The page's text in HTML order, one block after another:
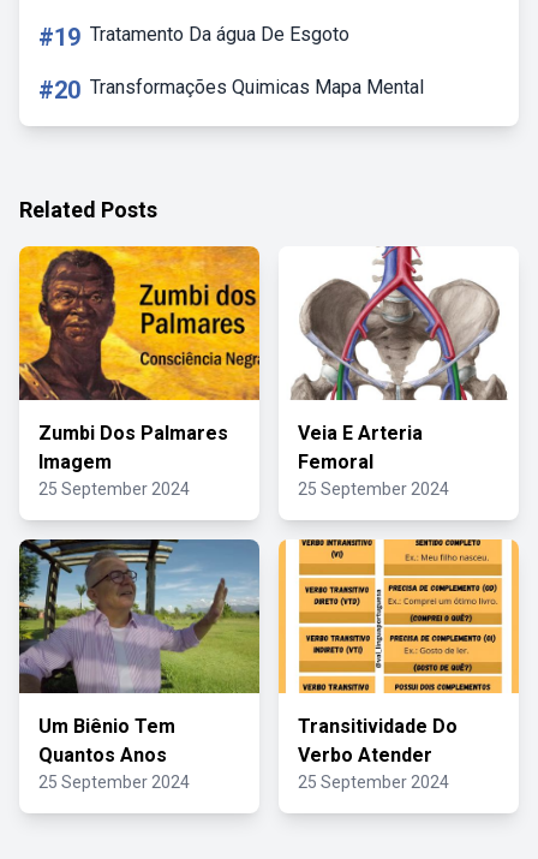
#19 Tratamento Da água De Esgoto
#20 Transformações Quimicas Mapa Mental
Related Posts
Zumbi Dos Palmares
Imagem
25 September 2024
Veia E Arteria
Femoral
25 September 2024
Um Biênio Tem
Quantos Anos
25 September 2024
Transitividade Do
Verbo Atender
25 September 2024